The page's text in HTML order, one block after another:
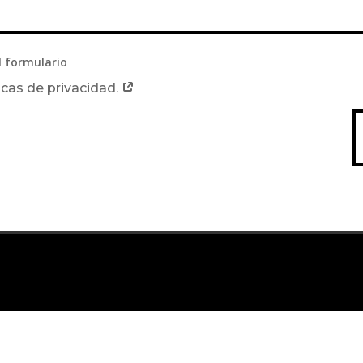
formulario
de privacidad.